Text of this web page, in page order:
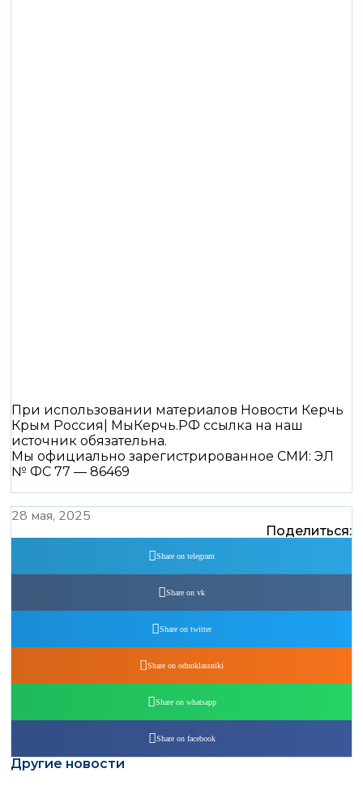
При использовании материалов Новости Керчь
Крым Россия| МыКерчь.РФ ссылка на наш
источник обязательна.
Мы официально зарегистрированное СМИ: ЭЛ
№ ФС 77 — 86469
28 мая, 2025
Поделиться:
Share on telegram
Share on vk
Share on twitter
Share on odnoklassniki
Share on whatsapp
Share on facebook
Другие новости